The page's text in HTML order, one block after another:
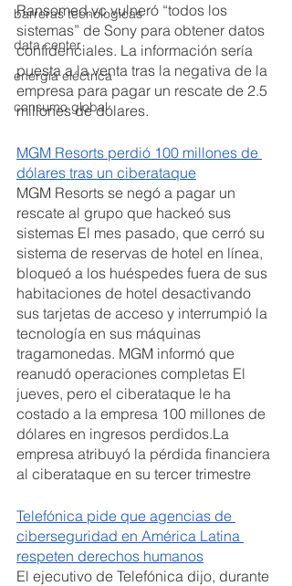
barreras tecnologicas
data center
energía eléctrica
consumo global
Ransomed.vc vulneró “todos los
sistemas” de Sony para obtener datos
confidenciales. La información sería
puesta a la venta tras la negativa de la
empresa para pagar un rescate de 2.5
millones de dólares.
MGM Resorts perdió 100 millones de
dólares tras un ciberataque
MGM Resorts se negó a pagar un
rescate al grupo que hackeó sus
sistemas El mes pasado, que cerró su
sistema de reservas de hotel en línea,
bloqueó a los huéspedes fuera de sus
habitaciones de hotel desactivando
sus tarjetas de acceso y interrumpió la
tecnología en sus máquinas
tragamonedas. MGM informó que
reanudó operaciones completas El
jueves, pero el ciberataque le ha
costado a la empresa 100 millones de
dólares en ingresos perdidos.La
empresa atribuyó la pérdida financiera
al ciberataque en su tercer trimestre
Telefónica pide que agencias de
ciberseguridad en América Latina
respeten derechos humanos
El ejecutivo de Telefónica dijo, durante